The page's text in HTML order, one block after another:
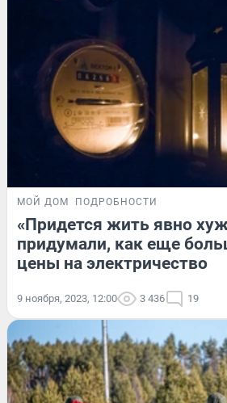
МОЙ ДОМ ПОДРОБНОСТИ
«Придется жить явно
придумали, как еще
цены на электричество
9 ноября, 2023, 12:00 3 436 19